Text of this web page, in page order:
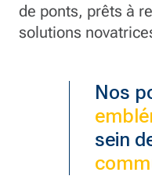
de ponts, prêts à
solutions
Nos
sein
Pont